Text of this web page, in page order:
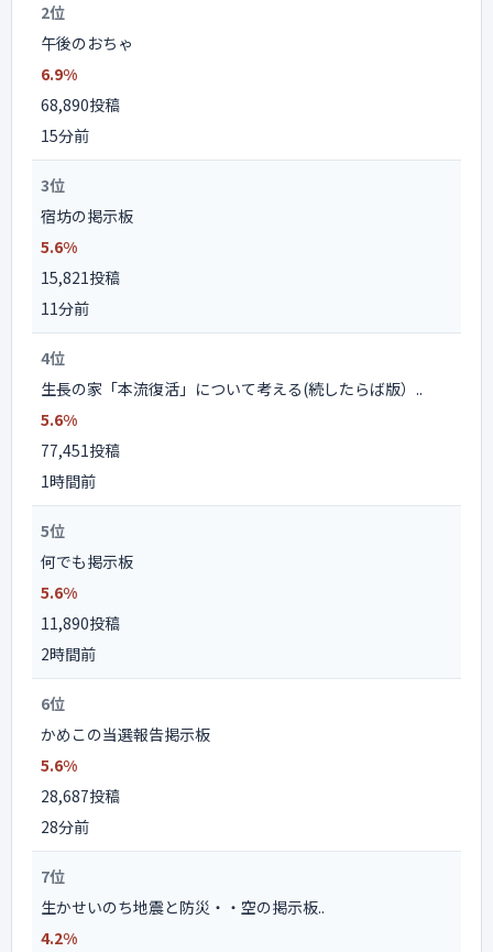
2位
午後のおちゃ
6.9%
68,890投稿
15分前
3位
宿坊の掲示板
5.6%
15,821投稿
11分前
4位
生長の家「本流復活」について考える(続したらば版）..
5.6%
77,451投稿
1時間前
5位
何でも掲示板
5.6%
11,890投稿
2時間前
6位
かめこの当選報告掲示板
5.6%
28,687投稿
28分前
7位
生かせいのち地震と防災・・空の掲示板..
4.2%